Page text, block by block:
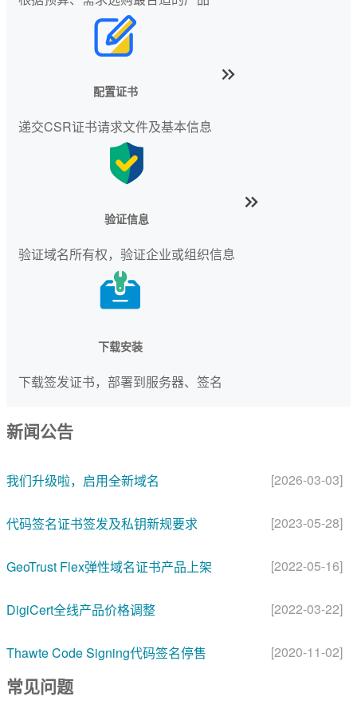
配置证书
递交CSR证书请求文件及基本信息
验证信息
验证域名所有权，验证企业或组织信息
下载安装
下载签发证书，部署到服务器、签名
新闻公告
我们升级啦，启用全新域名 [2026-03-03]
代码签名证书签发及私钥新规要求 [2023-05-28]
GeoTrust Flex弹性域名证书产品上架 [2022-05-16]
DigiCert全线产品价格调整 [2022-03-22]
Thawte Code Signing代码签名停售 [2020-11-02]
常见问题